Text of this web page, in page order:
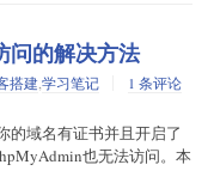
问的解决方法
搭建,学习笔记
1 条评论
的域名有证书并且开启了
也无法访问。本